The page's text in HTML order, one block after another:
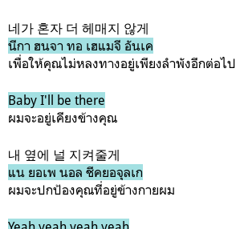
네가 혼자 더 헤매지 않게
นีกา ฮนจา ทอ เฮแมจี อันเค
เพื่อให้คุณไม่หลงทางอยู่เพียงลำพังอีกต่อไป
Baby I'll be there
ผมจะอยู่เคียงข้างคุณ
내 옆에 널 지켜줄게
แน ยอเพ นอล ชีคยอจุลเก
ผมจะปกป้องคุณที่อยู่ข้างกายผม